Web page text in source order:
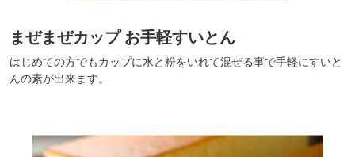
まぜまぜカップ お手軽すいとん
はじめての方でもカップに水と粉をいれて混ぜる事で手軽にすいと
んの素が出来ます。